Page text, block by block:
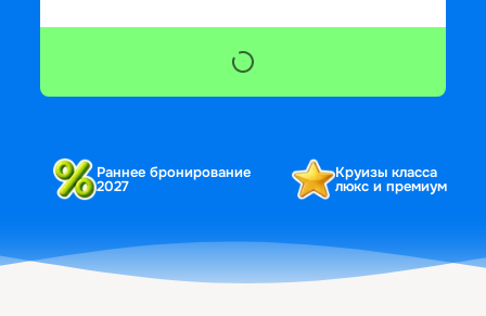
Раннее бронирование
2027
Круизы класса
люкс и премиум